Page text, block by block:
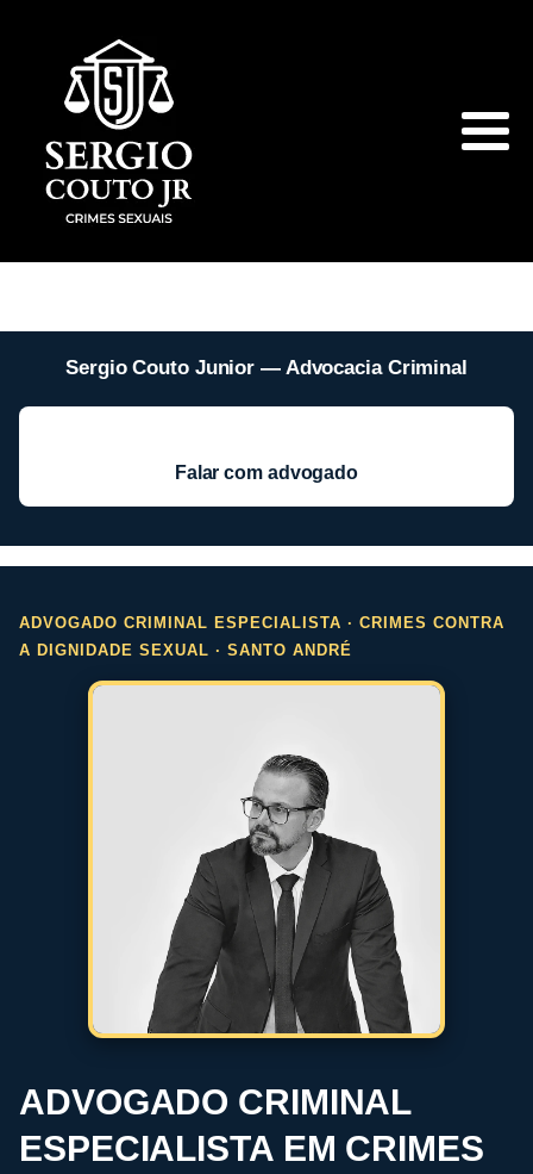
Sergio Couto Junior — Advocacia Criminal
Falar com advogado
ADVOGADO CRIMINAL ESPECIALISTA · CRIMES CONTRA
A DIGNIDADE SEXUAL · SANTO ANDRÉ
ADVOGADO CRIMINAL
ESPECIALISTA EM CRIMES